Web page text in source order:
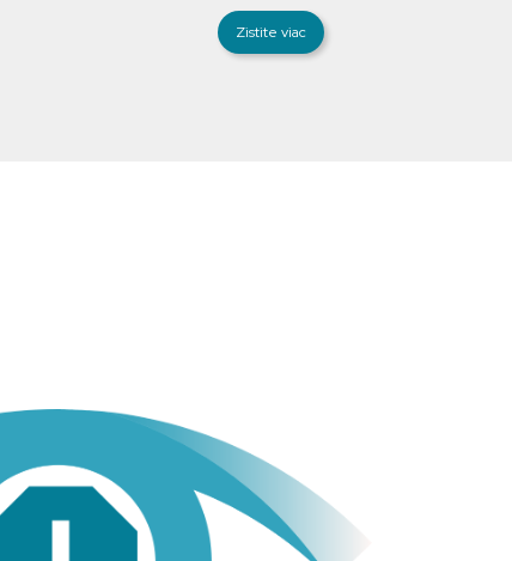
Zistite viac